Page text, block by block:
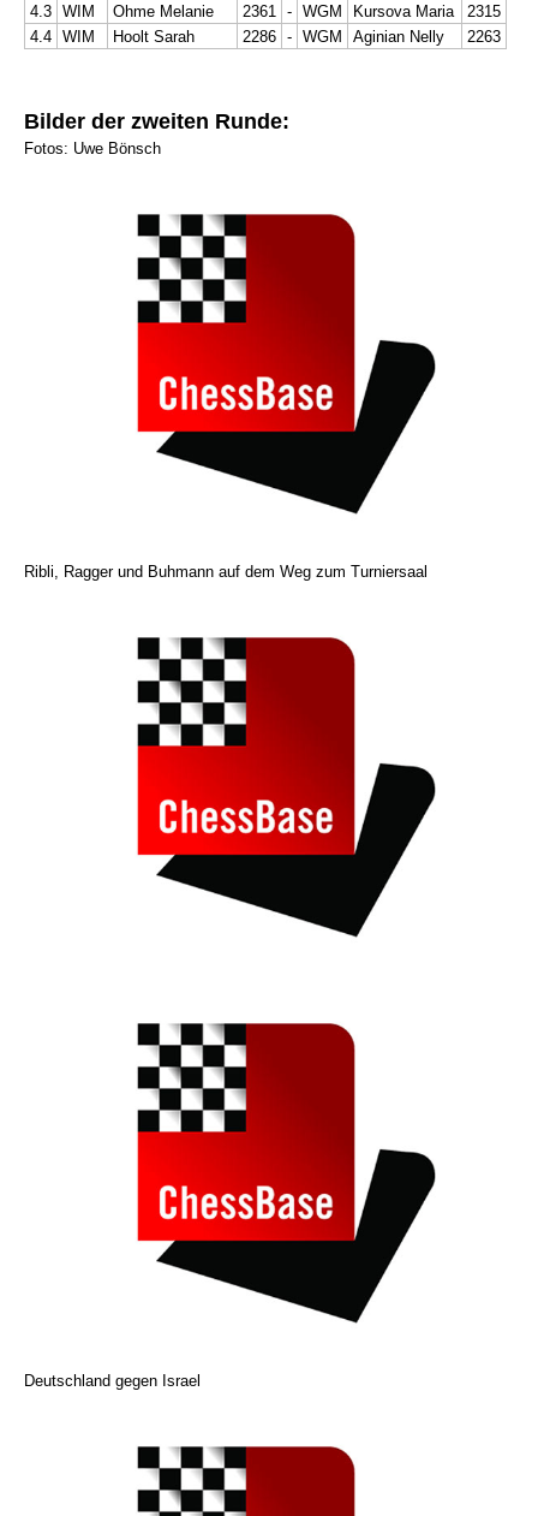
4.3 WIM Ohme Melanie 2361 - WGM Kursova Maria
2315
4.4 WIM Hoolt Sarah 2286 - WGM Aginian Nelly 2263
Bilder der zweiten Runde:
Fotos: Uwe Bönsch
Ribli, Ragger und Buhmann auf dem Weg zum Turniersaal
Deutschland gegen Israel